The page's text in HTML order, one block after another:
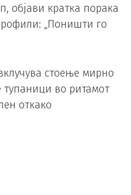
објави кратка порака
„Поништи го
стоење мирно
во ритамот
откако